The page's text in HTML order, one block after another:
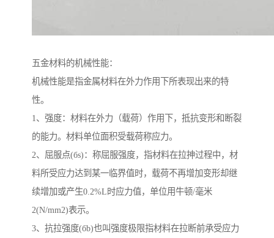
五金材料的机械性能：
机械性能是指金属材料在外力作用下所表现出来的特
性。
1、强度：材料在外力（载荷）作用下，抵抗变形和断裂
的能力。材料单位面积受载荷称应力。
2、屈服点(бs)：称屈服强度，指材料在拉抻过程中，材
料所受应力达到某一临界值时，载荷不再增加变形却继
续增加或产生0.2%L时应力值，单位用牛顿/毫米
2(N/mm2)表示。
3、抗拉强度(бb)也叫强度极限指材料在拉断前承受应力